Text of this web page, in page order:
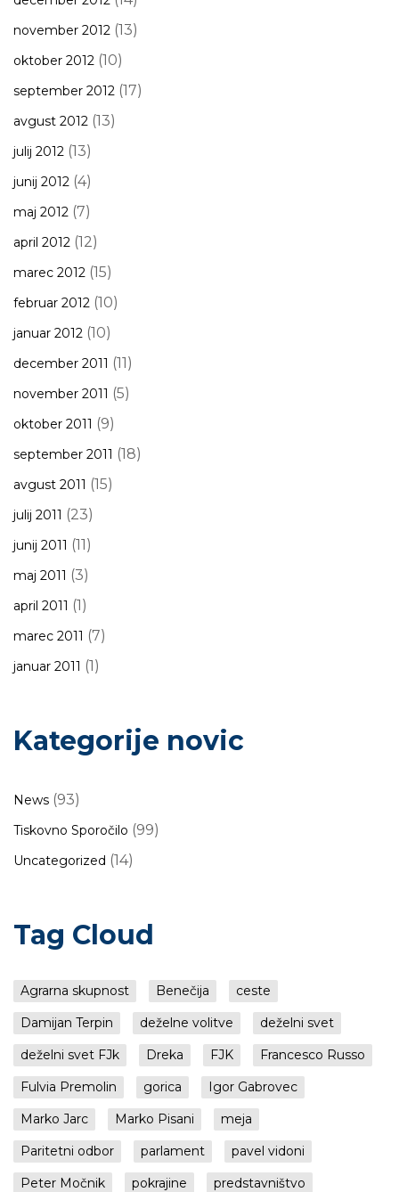
november 2012 (13)
oktober 2012 (10)
september 2012 (17)
avgust 2012 (13)
julij 2012 (13)
junij 2012 (4)
maj 2012 (7)
april 2012 (12)
marec 2012 (15)
februar 2012 (10)
januar 2012 (10)
december 2011 (11)
november 2011 (5)
oktober 2011 (9)
september 2011 (18)
avgust 2011 (15)
julij 2011 (23)
junij 2011 (11)
maj 2011 (3)
april 2011 (1)
marec 2011 (7)
januar 2011 (1)
Kategorije novic
News (93)
Tiskovno Sporočilo (99)
Uncategorized (14)
Tag Cloud
Agrarna skupnost Benečija
ceste
Damijan Terpin
deželne volitve
deželni svet
deželni svet FJk
Dreka FJK
Francesco Russo
Fulvia Premolin
gorica
Igor Gabrovec
Marko Jarc
Marko Pisani
meja
Paritetni odbor
parlament
pavel vidoni
Peter Močnik
pokrajine
predstavništvo